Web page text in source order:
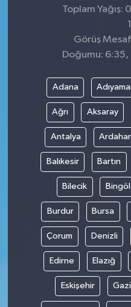
Toplam Yağış:
Görüş
Doğumu: 6:35,
Adana
Ağrı Aksaray
Antalya
Balıkesir Bartın
Bilecik Bingöl
Burdur Bursa
Çorum Denizli
Edirne Elazığ
Eskişehir